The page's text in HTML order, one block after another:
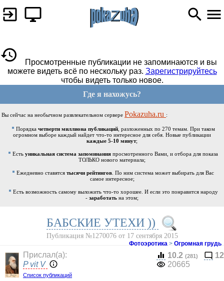
Просмотренные публикации не запоминаются и вы
можете видеть всё по нескольку раз. Зарегистрируйтесь
чтобы видеть только новое.
Где я нахожусь?
Вы сейчас на необычном развлекательном сервере Pokazuha.ru :
Порядка четверти миллиона публикаций, разложенных по 270 темам. При таком
огромном выборе каждый найдет что-то интересное для себя. Новые публикации
каждые 5-10 минут;
Есть уникальная система запоминания просмотренного Вами, и отбора для показа
ТОЛЬКО нового материала;
Ежедневно ставятся тысячи рейтингов . По ним система может выбирать для Вас
самое интересное;
Есть возможность самому выложить что-то хорошее. И если это понравится народу
- заработать на этом;
БАБСКИЕ УТЕХИ ))
Публикация №1270076 от 17 сентября 2015
Фотоэротика > Огромная грудь
Прислал(a):
P vit V
Список публикаций
10.2 (281)
12
20665